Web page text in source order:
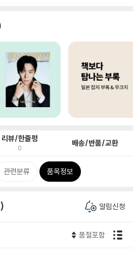
리뷰/한줄평
0 배송/반품/교환
관련분류 품목정보
알림신청
품절포함